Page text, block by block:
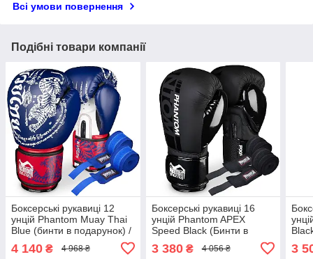
Всі умови повернення
Подібні товари компанії
Боксерські рукавиці 12
унцій Phantom Muay Thai
Blue (бинти в подарунок) /
Перчатки для єдиноборств
4 140 ₴ 4 968 ₴
Боксерські рукавиці 16
унцій Phantom APEX
Speed Black (Бинти в
подарунок) / Перчатки для
єдиноборств
3 380₴ 4 056 ₴ 3